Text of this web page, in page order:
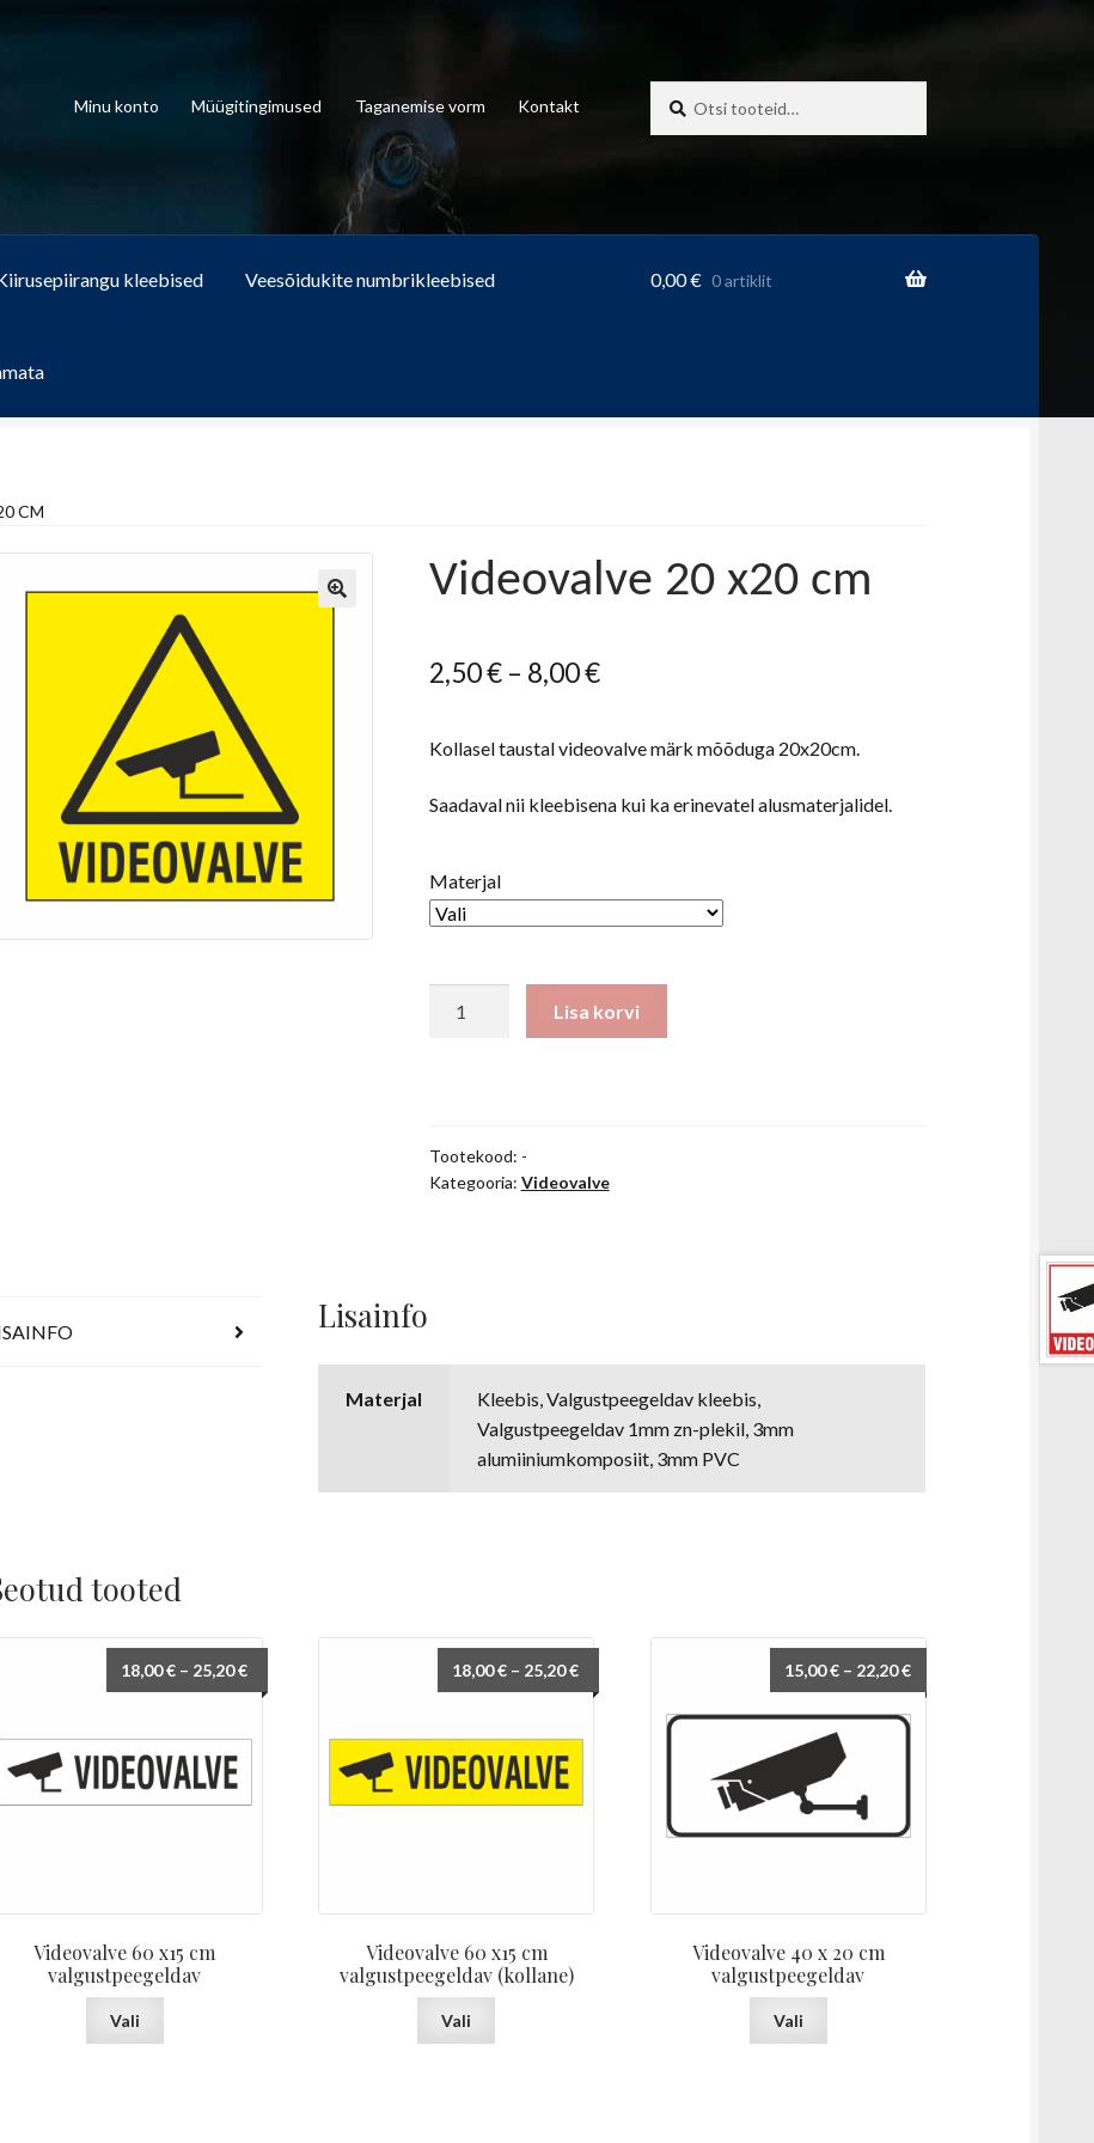
Minu konto Müügitingimused Taganemise vorm Kontakt
kleebised Veesõidukite numbrikleebised 0,00€ 0 artiklit
CM
Videovalve 20 x20 cm
2,50€ – 8,00€Hinnavahemik:
kuni
8,00 €
Kollasel taustal videovalve märk mõõduga 20x20cm.
Saadaval nii kleebisena kui ka erinevatel alusmaterjalidel.
Materjal
Lisa korvi
Tootekood: -
Kategooria: Videovalve
Lisainfo
Materjal
Kleebis, Valgustpeegeldav kleebis,
Valgustpeegeldav 1mm zn-plekil, 3mm
alumiiniumkomposiit, 3mm PVC
tooted
Videovalve 60 x15 cm
valgustpeegeldav
18,00€ – 25,20€Hinnavahemik:
18,00 €
Vali
Videovalve 60 x15 cm
valgustpeegeldav (kollane)
18,00€ – 25,20€Hinnavahemik:
18,00 €
Vali
Videovalve 40 x 20 cm
valgustpeegeldav
15,00€ – 22,20€Hinnavahemik:
15,00 €
kuni
Vali